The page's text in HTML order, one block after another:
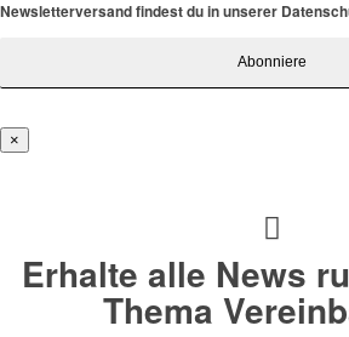
Newsletterversand findest du in unserer
×
Erhalte alle News
Thema